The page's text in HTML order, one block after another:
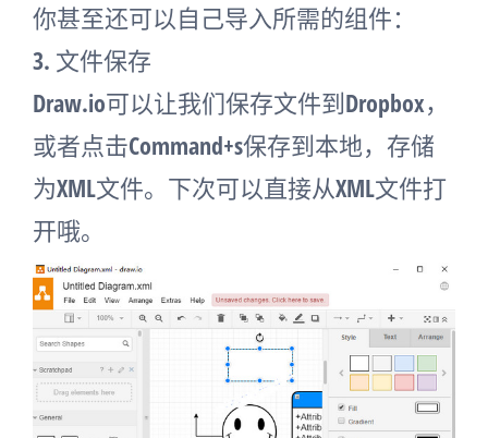
你甚至还可以自己导入所需的组件：
3. 文件保存
Draw.io可以让我们保存文件到Dropbox，
或者点击Command+s保存到本地，存储
为XML文件。下次可以直接从XML文件打
开哦。